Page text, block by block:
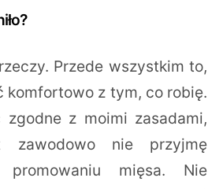
Przede wszystkim to,
komfortowo z tym, co robię.
z moimi zasadami,
zawodowo nie przyjmę
mięsa. Nie